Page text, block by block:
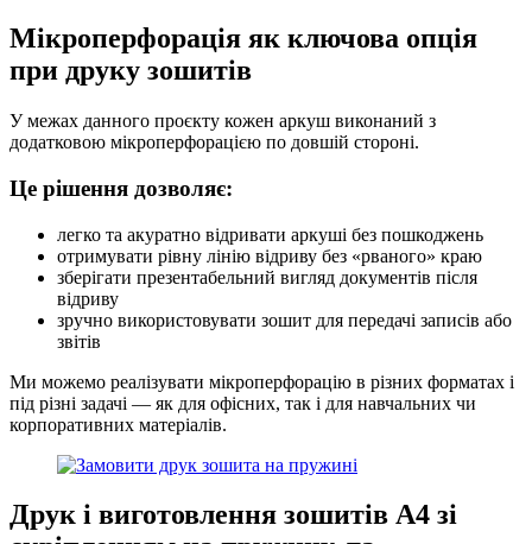
Мікроперфорація як ключова опція
при друку зошитів
У межах данного проєкту кожен аркуш виконаний з
додатковою мікроперфорацією по довшій стороні.
Це рішення дозволяє:
легко та акуратно відривати аркуші без пошкоджень
отримувати рівну лінію відриву без «рваного» краю
зберігати презентабельний вигляд документів після
відриву
зручно використовувати зошит для передачі записів або
звітів
Ми можемо реалізувати мікроперфорацію в різних форматах і
під різні задачі — як для офісних, так і для навчальних чи
корпоративних матеріалів.
Друк і виготовлення зошитів А4 зі